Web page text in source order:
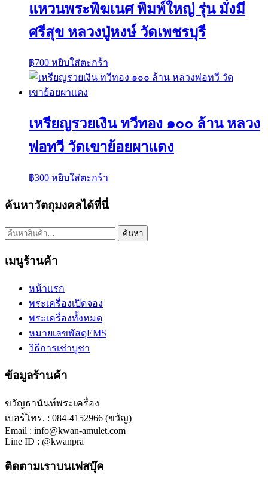
แหวนพระพิฆเนศ พิมพ์ใหญ่ รุ่น มั่งมี
ศรีสุข หลวงปู่หงษ์ วัดเพชรบุรี
฿700 หยิบใส่ตะกร้า
เหรียญรวยเงิน ทวีทอง ๑๐๐ ล้าน หลวง
พ่อทวี วัดเขาย้อยผาแดง
฿300 หยิบใส่ตะกร้า
ค้นหาวัตถุมงคลได้ที่นี่
ค้นหา: ค้นหา
เมนูร้านค้า
หน้าแรก
พระเครื่องเปิดจอง
พระเครื่องทั้งหมด
หมายเลขพัสดุEMS
วิธีการเช่าบูชา
ข้อมูลร้านค้า
ขวัญธานันท์พระเครื่อง
เบอร์โทร. : 084-4152966 (ขวัญ)
Email : info@kwan-amulet.com
Line ID : @kwanpra
ติดตามเราบนเฟสบุ๊ค